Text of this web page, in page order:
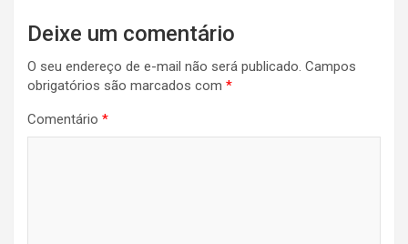
Deixe um comentário
O seu endereço de e-mail não será publicado. Campos
obrigatórios são marcados com *
Comentário *